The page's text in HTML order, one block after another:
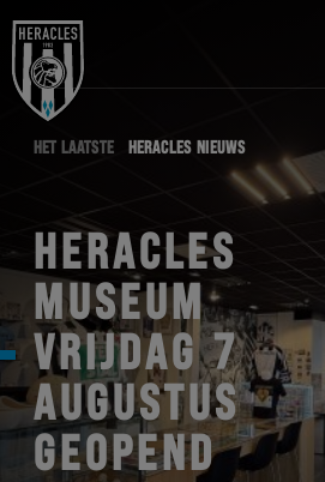
HET LAATSTE HERACLES NIEUWS
HERACLES
MUSEUM
VRIJDAG 7
AUGUSTUS
GEOPEND